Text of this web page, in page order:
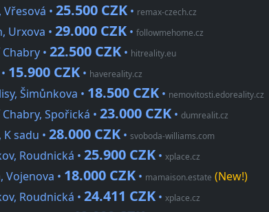
• 25.500 CZK • remax-czech.cz
Urxova • 29.000 CZK • followmehome.cz
• 22.500 CZK • hitreality.eu
15.900 CZK • havereality.cz
Šimůnkova • 18.500 CZK • nemovitosti.edoreality.cz
Spořická • 23.000 CZK • dumrealit.cz
sadu • 28.000 CZK • svoboda-williams.com
Roudnická • 25.900 CZK • xplace.cz
Vojenova • 18.000 CZK • mamaison.estate (New!)
Roudnická • 24.411 CZK • xplace.cz